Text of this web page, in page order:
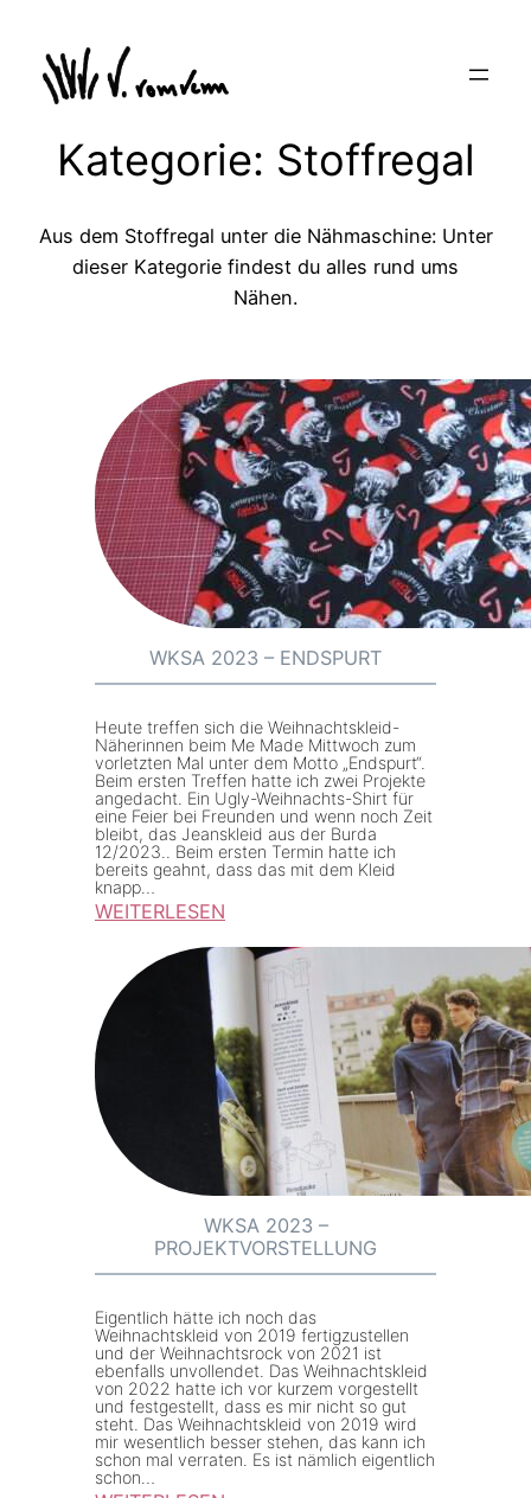
Inhalt
springen
Kategorie: Stoffregal
Aus dem Stoffregal unter die Nähmaschine: Unter
dieser Kategorie findest du alles rund ums
Nähen.
WKSA 2023 – ENDSPURT
Heute treffen sich die Weihnachtskleid-
Näherinnen beim Me Made Mittwoch zum
vorletzten Mal unter dem Motto „Endspurt“.
Beim ersten Treffen hatte ich zwei Projekte
angedacht. Ein Ugly-Weihnachts-Shirt für
eine Feier bei Freunden und wenn noch Zeit
bleibt, das Jeanskleid aus der Burda
12/2023.. Beim ersten Termin hatte ich
bereits geahnt, dass das mit dem Kleid
knapp…
WEITERLESEN
S
A
2
0
n
d
s
p
u
r
t
WKSA 2023 –
PROJEKTVORSTELLUNG
Eigentlich hätte ich noch das
Weihnachtskleid von 2019 fertigzustellen
und der Weihnachtsrock von 2021 ist
ebenfalls unvollendet. Das Weihnachtskleid
von 2022 hatte ich vor kurzem vorgestellt
und festgestellt, dass es mir nicht so gut
steht. Das Weihnachtskleid von 2019 wird
mir wesentlich besser stehen, das kann ich
schon mal verraten. Es ist nämlich eigentlich
schon…